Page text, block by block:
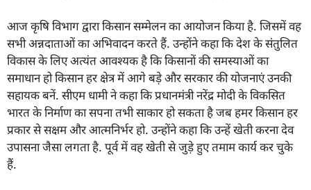
आज कृषि विभाग द्वारा किसान सम्मेलन का आयोजन किया है. जिसमें वह
सभी अन्नदाताओं का अभिवादन करते हैं. उन्होंने कहा कि देश के संतुलित
विकास के लिए अत्यंत आवश्यक है कि किसानों की समस्याओं का
समाधान हो किसान हर क्षेत्र में आगे बड़े और सरकार की योजनाएं उनकी
सहायक बनें. सीएम धामी ने कहा कि प्रधानमंत्री नरेंद्र मोदी के विकसित
भारत के निर्माण का सपना तभी साकार हो सकता है जब हमर किसान हर
प्रकार से सक्षम और आत्मनिर्भर हो. उन्होंने कहा कि उन्हें खेती करना देव
उपासना जैसा लगता है. पूर्व में वह खेती से जुड़े हुए तमाम कार्य कर चुके
हैं.